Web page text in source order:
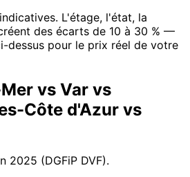
L'étage, l'état, la
des écarts de 10 à 30 % —
dessus pour le prix réel de votre
vs Var vs
Côte d'Azur vs
2025 (DGFiP DVF).